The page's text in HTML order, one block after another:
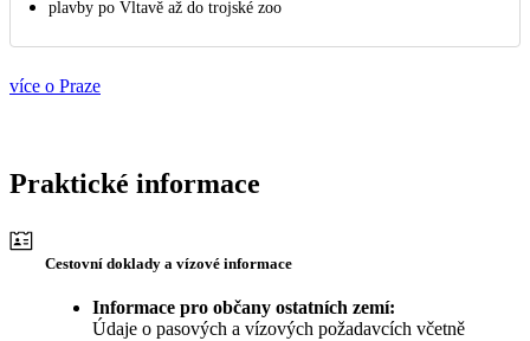
plavby po Vltavě až do trojské zoo
více o Praze
Praktické informace
Cestovní doklady a vízové informace
Informace pro občany ostatních zemí:
Údaje o pasových a vízových požadavcích včetně